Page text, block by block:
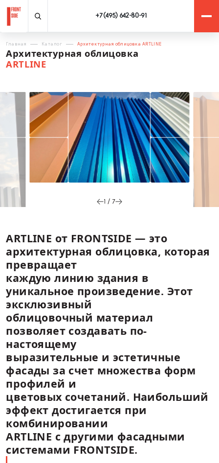
Главная Каталог Архитектурная облицовка ARTLINE
Архитектурная облицовка
ARTLINE от FRONTSIDE — это
архитектурная облицовка,
превращает
каждую линию здания в
уникальное произведение.
эксклюзивный
облицовочный материал
позволяет создавать по-
настоящему